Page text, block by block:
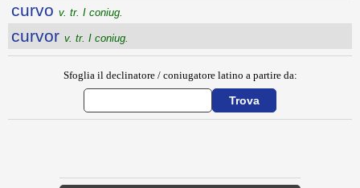
curvo v. tr. I coniug.
curvor v. tr. I coniug.
Sfoglia il declinatore / coniugatore latino a partire da: